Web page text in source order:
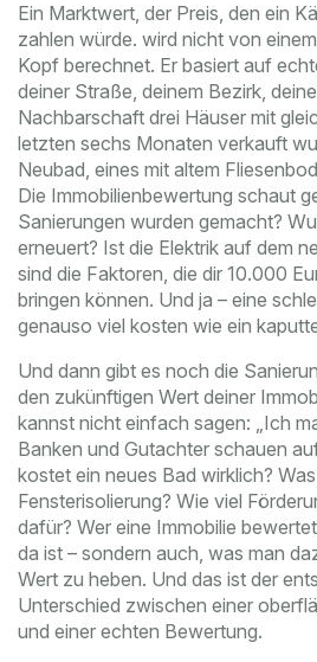
Ein Marktwert, der Preis, den ein
zahlen würde. wird nicht von
Kopf berechnet. Er basiert auf
deiner Straße, deinem Bezirk,
Nachbarschaft drei Häuser mit
letzten sechs Monaten verkauft
Neubad, eines mit altem
Die Immobilienbewertung schaut
Sanierungen wurden gemacht?
erneuert? Ist die Elektrik auf dem
sind die Faktoren, die dir 10.000
bringen können. Und ja – eine
genauso viel kosten wie ein
Und dann gibt es noch die
den zukünftigen Wert deiner
kannst nicht einfach sagen: „Ich
Banken und Gutachter schauen
kostet ein neues Bad wirklich?
Fensterisolierung? Wie viel
dafür? Wer eine Immobilie
da ist – sondern auch, was man
Wert zu heben. Und das ist der
Unterschied zwischen einer
und einer echten Bewertung.